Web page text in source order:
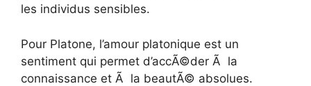
les individus sensibles.
Pour Platone, l’amour platonique est un
sentiment qui permet d’accÃ©der Ã la
connaissance et Ã la beautÃ© absolues.